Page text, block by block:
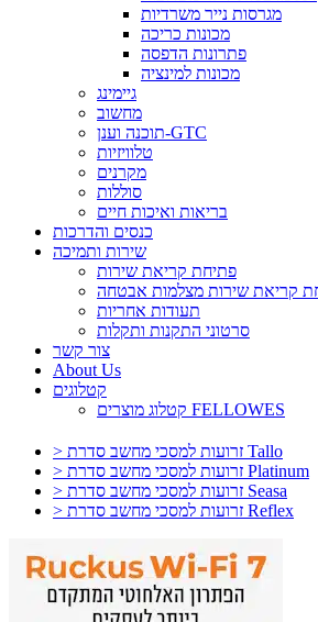
מגרסות נייר משרדיות
מכונות כריכה
פתרונות הדפסה
מכונות למינציה
גיימינג
מחשוב
תוכנה וענן-GTC
טלוויזיות
מקרנים
סוללות
בריאות ואיכות חיים
כנסים והדרכות
שירות ותמיכה
פתיחת קריאת שירות
תעודות אחריות
סרטוני התקנות ותקלות
צור קשר
About Us
קטלוגים
קטלוג מוצרים FELLOWES
> זרועות למסכי מחשב סדרת Tallo
> זרועות למסכי מחשב סדרת Platinum
> זרועות למסכי מחשב סדרת Seasa
> זרועות למסכי מחשב סדרת Reflex